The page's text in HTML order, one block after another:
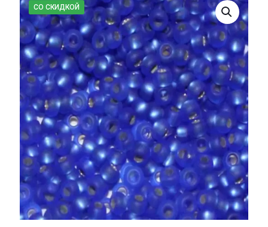
СО СКИДКОЙ